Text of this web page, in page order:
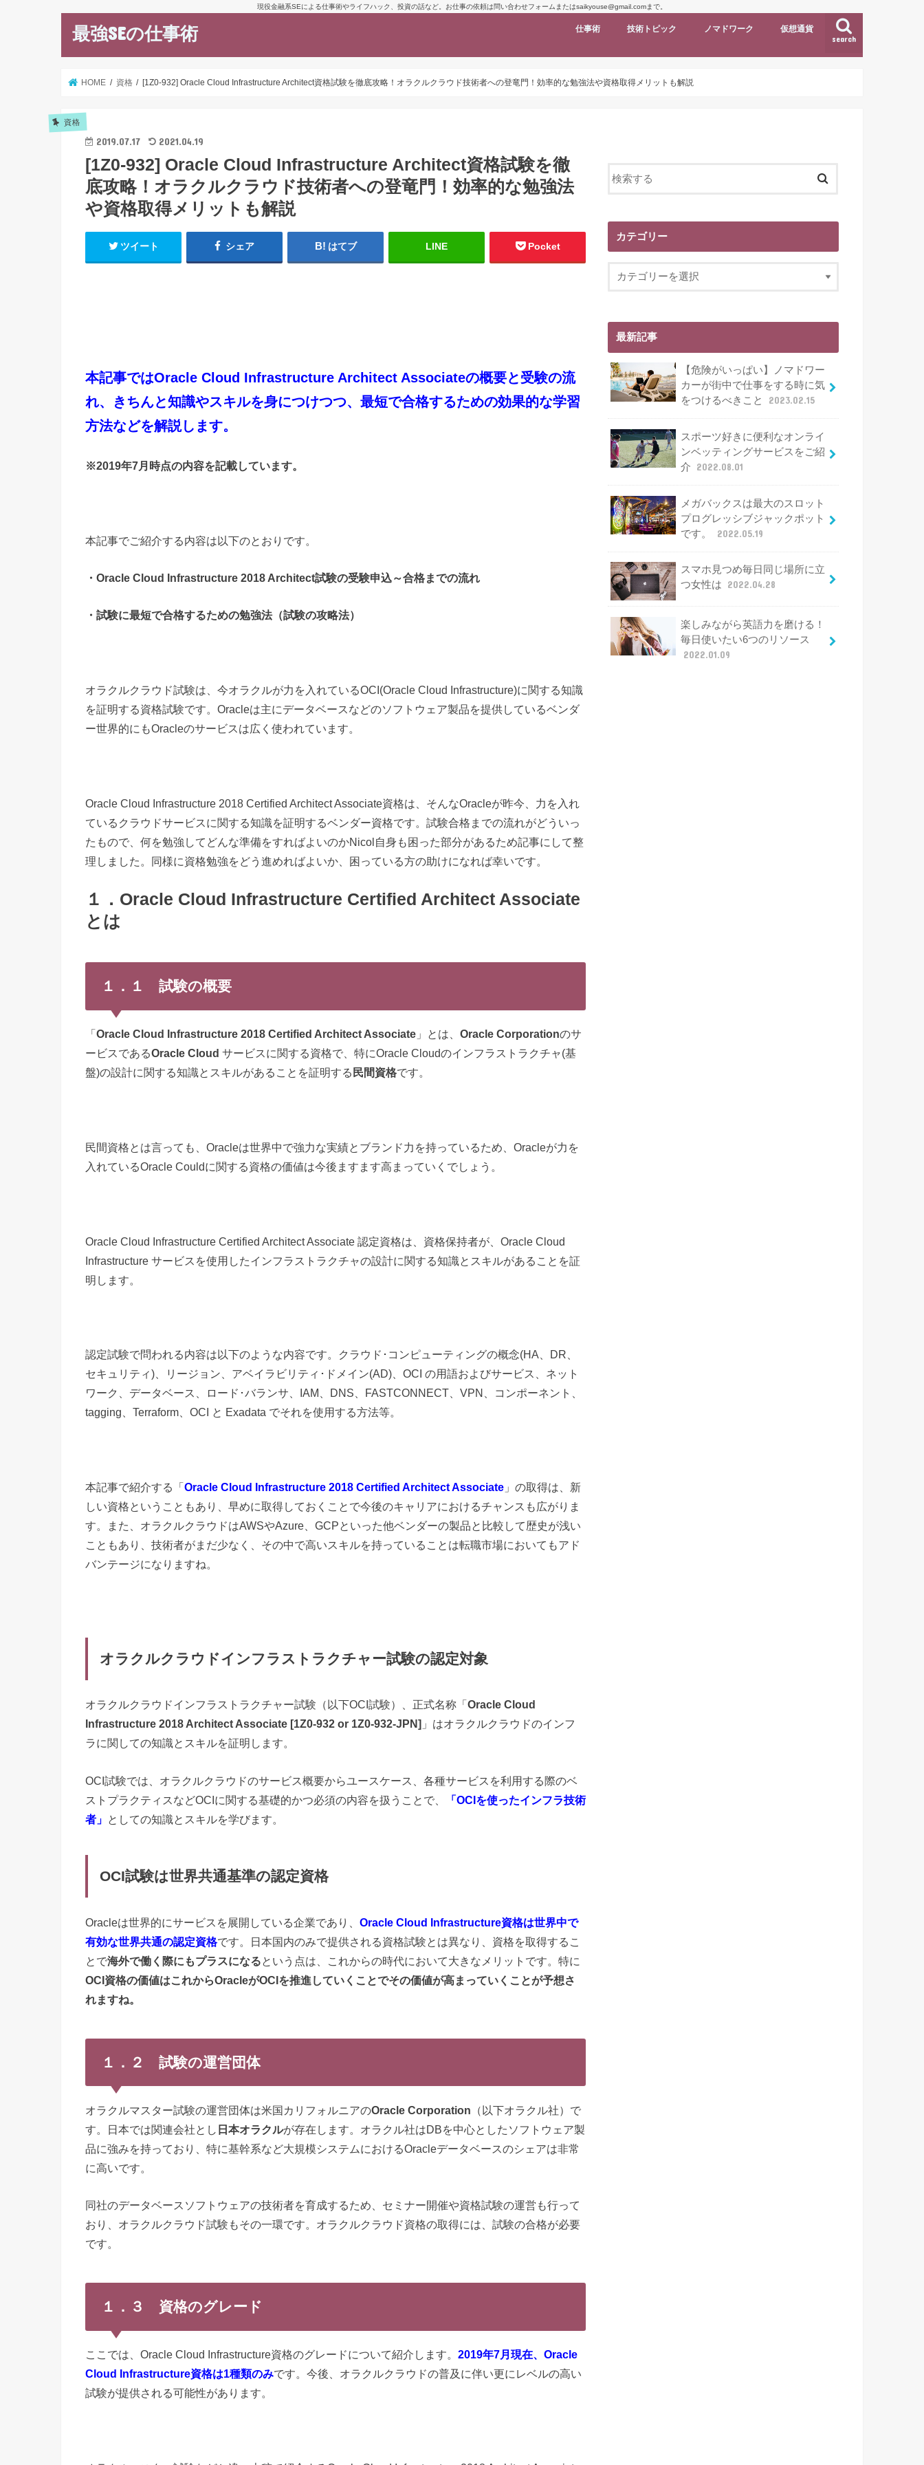
現役金融系SEによる仕事術やライフハック、投資の話など。お仕事の依頼は問い合わせフォームまたはsaikyouse@gmail.comまで。
最強SEの仕事術 search
仕事術 技術トピック ノマドワーク 仮想通貨
HOME 資格 [1Z0-932] Oracle Cloud Infrastructure Architect資格試験を徹底攻略！オラクルクラウド技術者への登竜門！効率的な勉強法や資格取得メリットも解説
資格
2019.07.17 2021.04.19
[1Z0-932] Oracle Cloud Infrastructure Architect資格試験を徹
底攻略！オラクルクラウド技術者への登竜門！効率的な勉強法
や資格取得メリットも解説
ツイート シェア はてブ LINE Pocket
本記事ではOracle Cloud Infrastructure Architect Associateの概要と受験の流
れ、きちんと知識やスキルを身につけつつ、最短で合格するための効果的な学習
方法などを解説します。
※2019年7月時点の内容を記載しています。
本記事でご紹介する内容は以下のとおりです。
・Oracle Cloud Infrastructure 2018 Architect試験の受験申込～合格までの流れ
・試験に最短で合格するための勉強法（試験の攻略法）
オラクルクラウド試験は、今オラクルが力を入れているOCI(Oracle Cloud Infrastructure)に関する知識
を証明する資格試験です。Oracleは主にデータベースなどのソフトウェア製品を提供しているベンダ
ー世界的にもOracleのサービスは広く使われています。
Oracle Cloud Infrastructure 2018 Certified Architect Associate資格は、そんなOracleが昨今、力を入れ
ているクラウドサービスに関する知識を証明するベンダー資格です。試験合格までの流れがどういっ
たもので、何を勉強してどんな準備をすればよいのかNicol自身も困った部分があるため記事にして整
理しました。同様に資格勉強をどう進めればよいか、困っている方の助けになれば幸いです。
１．Oracle Cloud Infrastructure Certified Architect Associate
とは
１．１ 試験の概要
「Oracle Cloud Infrastructure 2018 Certified Architect Associate 」とは、 Oracle Corporationのサ
ービスであるOracle Cloud サービスに関する資格で、特にOracle Cloudのインフラストラクチャ(基
盤)の設計に関する知識とスキルがあることを証明する 民間資格です。
民間資格とは言っても、Oracleは世界中で強力な実績とブランド力を持っているため、Oracleが力を
入れているOracle Couldに関する資格の価値は今後ますます高まっていくでしょう。
Oracle Cloud Infrastructure Certified Architect Associate 認定資格は、資格保持者が、Oracle Cloud
Infrastructure サービスを使用したインフラストラクチャの設計に関する知識とスキルがあることを証
明します。
認定試験で問われる内容は以下のような内容です。クラウド･コンピューティングの概念(HA、DR、
セキュリティ)、リージョン、アベイラビリティ･ドメイン(AD)、OCI の用語およびサービス、ネット
ワーク、データベース、ロード･バランサ、IAM、DNS、FASTCONNECT、VPN、コンポーネント、
tagging、Terraform、OCI と Exadata でそれを使用する方法等。
本記事で紹介する「Oracle Cloud Infrastructure 2018 Certified Architect Associate 」の取得は、新
しい資格ということもあり、早めに取得しておくことで今後のキャリアにおけるチャンスも広がりま
す。また、オラクルクラウドはAWSやAzure、GCPといった他ベンダーの製品と比較して歴史が浅い
こともあり、技術者がまだ少なく、その中で高いスキルを持っていることは転職市場においてもアド
バンテージになりますね。
オラクルクラウドインフラストラクチャー試験の認定対象
オラクルクラウドインフラストラクチャー試験（以下OCI試験）、正式名称「 Oracle Cloud
Infrastructure 2018 Architect Associate [1Z0-932 or 1Z0-932-JPN] 」はオラクルクラウドのインフ
ラに関しての知識とスキルを証明します。
OCI試験では、オラクルクラウドのサービス概要からユースケース、各種サービスを利用する際のベ
ストプラクティスなどOCIに関する基礎的かつ必須の内容を扱うことで、
「OCIを使ったインフラ技術
者」 としての知識とスキルを学びます。
OCI試験は世界共通基準の認定資格
Oracleは世界的にサービスを展開している企業であり、 Oracle Cloud Infrastructure資格は世界中で
有効な世界共通の認定資格です。日本国内のみで提供される資格試験とは異なり、資格を取得するこ
とで海外で働く際にもプラスになるという点は、これからの時代において大きなメリットです。特に
OCI資格の価値はこれからOracleがOCIを推進していくことでその価値が高まっていくことが予想さ
れますね。
１．２ 試験の運営団体
オラクルマスター試験の運営団体は米国カリフォルニアのOracle Corporation （以下オラクル社）で
す。日本では関連会社とし 日本オラクルが存在します。オラクル社はDBを中心としたソフトウェア製
品に強みを持っており、特に基幹系など大規模システムにおけるOracleデータベースのシェアは非常
に高いです。
同社のデータベースソフトウェアの技術者を育成するため、セミナー開催や資格試験の運営も行って
おり、オラクルクラウド試験もその一環です。オラクルクラウド資格の取得には、試験の合格が必要
です。
１．３ 資格のグレード
ここでは、Oracle Cloud Infrastructure資格のグレードについて紹介します。 2019年7月現在、Oracle
Cloud Infrastructure資格は1種類のみです。今後、オラクルクラウドの普及に伴い更にレベルの高い
試験が提供される可能性があります。
カテゴリー
最新記事
【危険がいっぱい】ノマドワー
カーが街中で仕事をする時に気
をつけるべきこと
2023.02.15
スポーツ好きに便利なオンライ
ンベッティングサービスをご紹
介
2022.08.01
メガバックスは最大のスロット
プログレッシブジャックポット
です。
2022.05.19
スマホ見つめ毎日同じ場所に立
つ女性は
2022.04.28
楽しみながら英語力を磨ける！
毎日使いたい6つのリソース
2022.01.09